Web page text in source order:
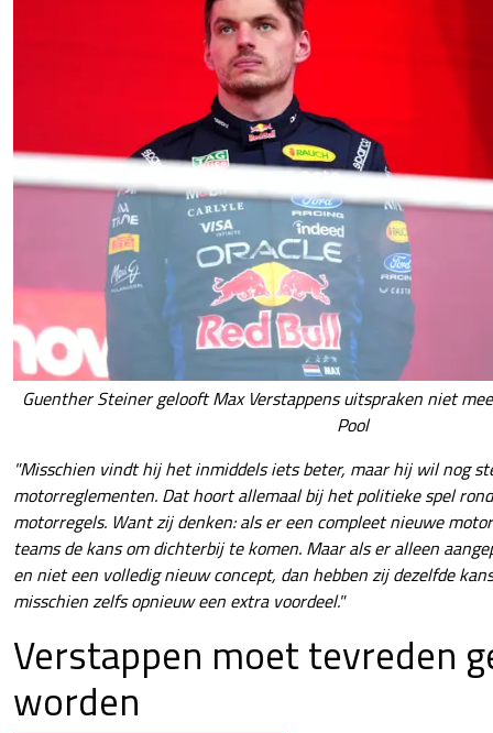
Guenther Steiner gelooft Max Verstappens uitspraken niet
Pool
"Misschien vindt hij het inmiddels iets beter, maar hij wil nog
motorreglementen. Dat hoort allemaal bij het politieke spel
motorregels. Want zij denken: als er een compleet nieuwe
teams de kans om dichterbij te komen. Maar als er alleen
en niet een volledig nieuw concept, dan hebben zij dezelfde
misschien zelfs opnieuw een extra voordeel."
Verstappen moet tevreden
worden